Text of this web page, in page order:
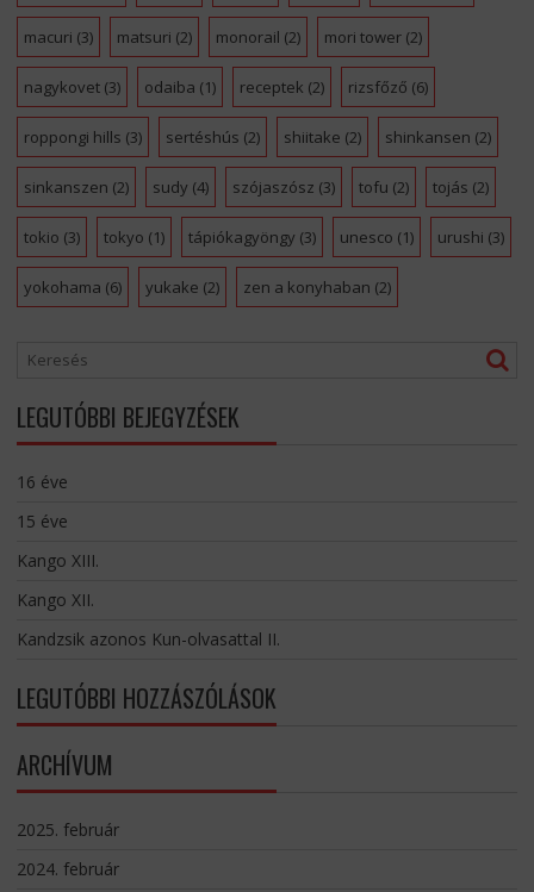
macuri (3) matsuri (2) monorail (2) mori tower(2)
nagykovet(3) odaiba (1) receptek (2) rizsfőző (6)
roppongi hills (3) sertéshús (2) shiitake (2) shinkansen (2)
sinkanszen (2) sudy (4) szójaszósz (3) tofu (2) tojás (2)
tokio (3) tokyo (1) tápiókagyöngy (3) unesco (1) urushi (3)
yokohama (6) yukake (2) zen a konyhaban (2)
LEGUTÓBBI BEJEGYZÉSEK
16 éve
15 éve
Kango XIII.
Kango XII.
Kandzsik azonos Kun-olvasattal II.
LEGUTÓBBI HOZZÁSZÓLÁSOK
ARCHÍVUM
2025. február
2024. február